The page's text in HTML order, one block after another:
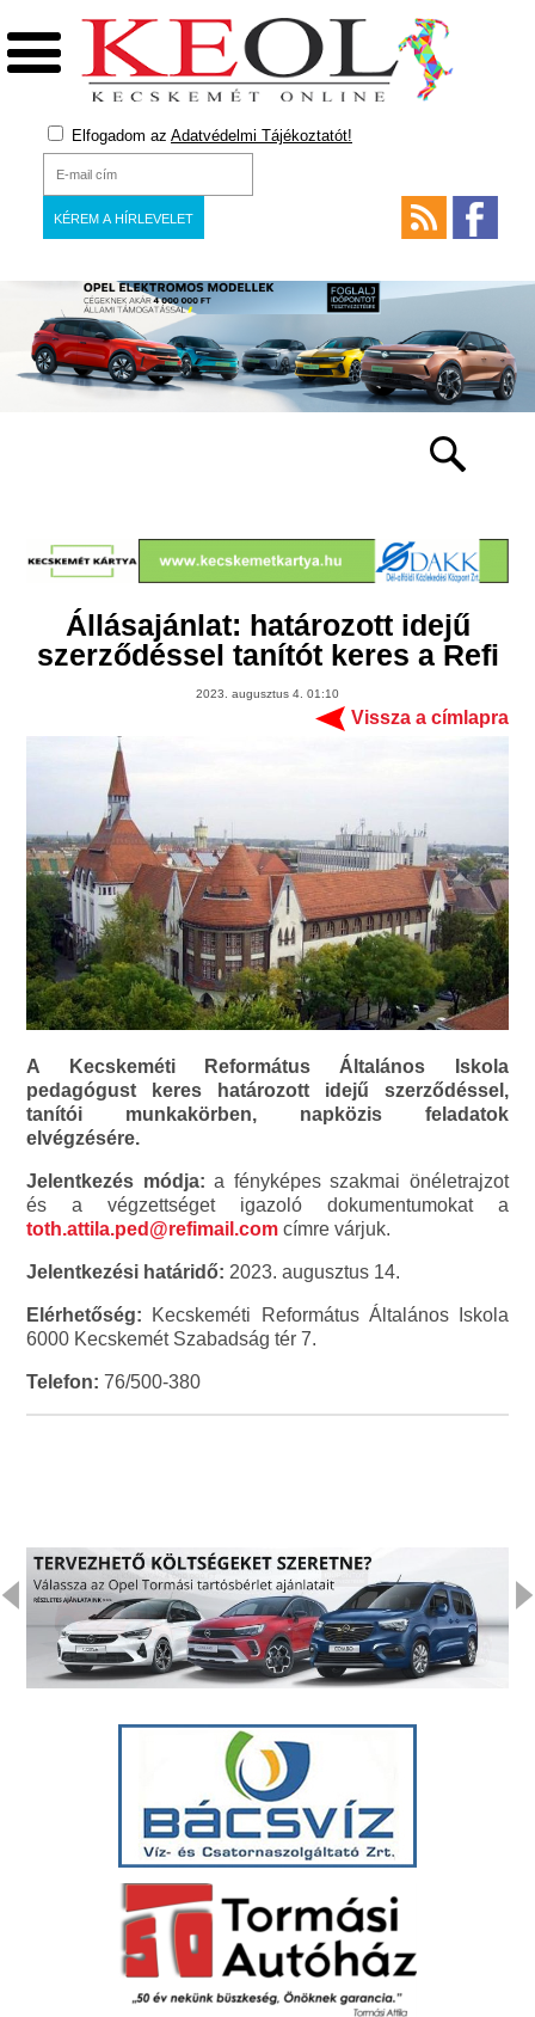
Elfogadom az Adatvédelmi Tájékoztatót!
Állásajánlat: határozott idejű
szerződéssel tanítót keres a Refi
2023. augusztus 4. 01:10
Vissza a címlapra
A Kecskeméti Református Általános Iskola
pedagógust keres határozott idejű szerződéssel,
tanítói munkakörben, napközis feladatok
elvégzésére.
Jelentkezés módja: a fényképes szakmai önéletrajzot
és a végzettséget igazoló dokumentumokat a
toth.attila.ped@refimail.com címre várjuk.
Jelentkezési határidő: 2023. augusztus 14.
Elérhetőség: Kecskeméti Református Általános Iskola
6000 Kecskemét Szabadság tér 7.
Telefon: 76/500-380